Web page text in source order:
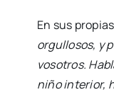
En sus
orgullosos, y
vosotros.
niño interior,